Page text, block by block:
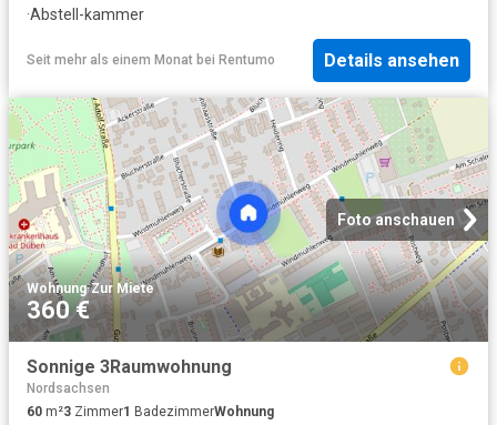
·Abstell-kammer
Seit mehr als einem Monat bei Rentumo Details ansehen
Foto anschauen
Wohnung·Zur Miete
360 €
Sonnige 3Raumwohnung
Nordsachsen
60 m²3 Zimmer1 BadezimmerWohnung